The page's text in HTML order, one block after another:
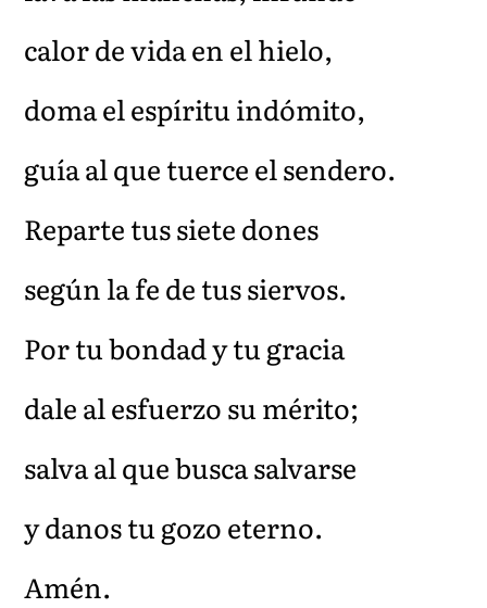
calor de vida en el hielo,
doma el espíritu indómito,
guía al que tuerce el sendero.
Reparte tus siete dones
según la fe de tus siervos.
Por tu bondad y tu gracia
dale al esfuerzo su mérito;
salva al que busca salvarse
y danos tu gozo eterno.
Amén.